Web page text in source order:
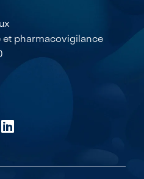
et pharmacovigilance